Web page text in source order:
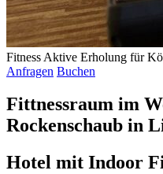
Fitness Aktive Erholung für
Anfragen Buchen
Fittnessraum im
Rockenschaub in
Hotel mit Indoor